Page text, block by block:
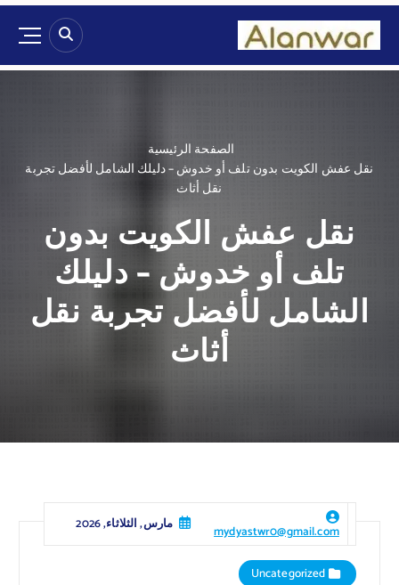
ا
ج
الصفحة الرئيسية
نقل عفش الكويت بدون تلف أو خدوش – دليلك الشامل لأفضل تجربة
نقل أثاث
نقل عفش الكويت بدون
تلف أو خدوش – دليلك
الشامل لأفضل تجربة نقل
أثاث
mydyastwr0@gmail.com مارس, الثلاثاء, 2026
Uncategorized